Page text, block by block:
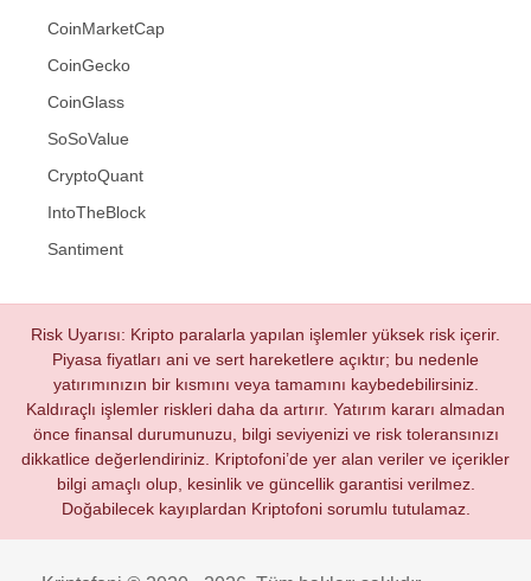
CoinMarketCap
CoinGecko
CoinGlass
SoSoValue
CryptoQuant
IntoTheBlock
Santiment
Risk Uyarısı: Kripto paralarla yapılan işlemler yüksek risk içerir.
Piyasa fiyatları ani ve sert hareketlere açıktır; bu nedenle
yatırımınızın bir kısmını veya tamamını kaybedebilirsiniz.
Kaldıraçlı işlemler riskleri daha da artırır. Yatırım kararı almadan
önce finansal durumunuzu, bilgi seviyenizi ve risk toleransınızı
dikkatlice değerlendiriniz. Kriptofoni’de yer alan veriler ve içerikler
bilgi amaçlı olup, kesinlik ve güncellik garantisi verilmez.
Doğabilecek kayıplardan Kriptofoni sorumlu tutulamaz.